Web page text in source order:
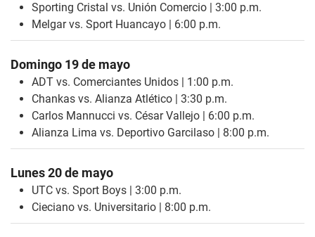
Sporting Cristal vs. Unión Comercio | 3:00 p.m.
Melgar vs. Sport Huancayo | 6:00 p.m.
Domingo 19 de mayo
ADT vs. Comerciantes Unidos | 1:00 p.m.
Chankas vs. Alianza Atlético | 3:30 p.m.
Carlos Mannucci vs. César Vallejo | 6:00 p.m.
Alianza Lima vs. Deportivo Garcilaso | 8:00 p.m.
Lunes 20 de mayo
UTC vs. Sport Boys | 3:00 p.m.
Cieciano vs. Universitario | 8:00 p.m.